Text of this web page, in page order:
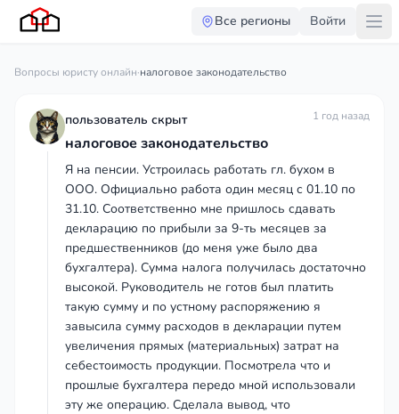
Все регионы Войти
Вопросы юристу онлайн·налоговое законодательство
пользователь скрыт 1 год назад
налоговое законодательство
Я на пенсии. Устроилась работать гл. бухом в
ООО. Официально работа один месяц с 01.10 по
31.10. Соответственно мне пришлось сдавать
декларацию по прибыли за 9-ть месяцев за
предшественников (до меня уже было два
бухгалтера). Сумма налога получилась достаточно
высокой. Руководитель не готов был платить
такую сумму и по устному распоряжению я
завысила сумму расходов в декларации путем
увеличения прямых (материальных) затрат на
себестоимость продукции. Посмотрела что и
прошлые бухгалтера передо мной использовали
эту же операцию. Сделала вывод, что